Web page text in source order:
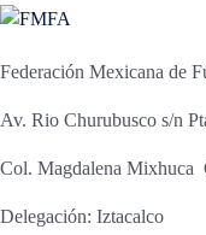
Federación Mexicana de
Av. Rio Churubusco s/n
Col. Magdalena Mixhuca
Delegación: Iztacalco